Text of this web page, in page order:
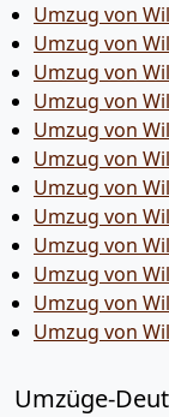
Umzug von
Umzug von
Umzug von
Umzug von
Umzug von
Umzug von
Umzug von
Umzug von
Umzug von
Umzug von
Umzug von
Umzug von
Umzüge-